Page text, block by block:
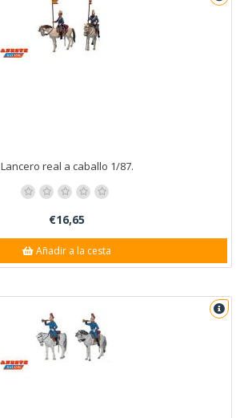
Lancero real a caballo 1/87.
€16,65
Añadir a la cesta